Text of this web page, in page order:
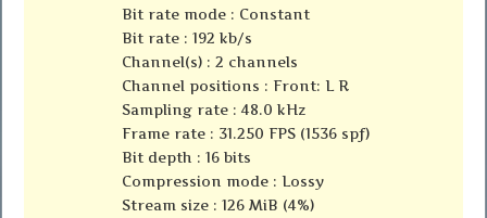
Bit rate mode : Constant
Bit rate : 192 kb/s
Channel(s) : 2 channels
Channel positions : Front: L R
Sampling rate : 48.0 kHz
Frame rate : 31.250 FPS (1536 spf)
Bit depth : 16 bits
Compression mode : Lossy
Stream size : 126 MiB (4%)